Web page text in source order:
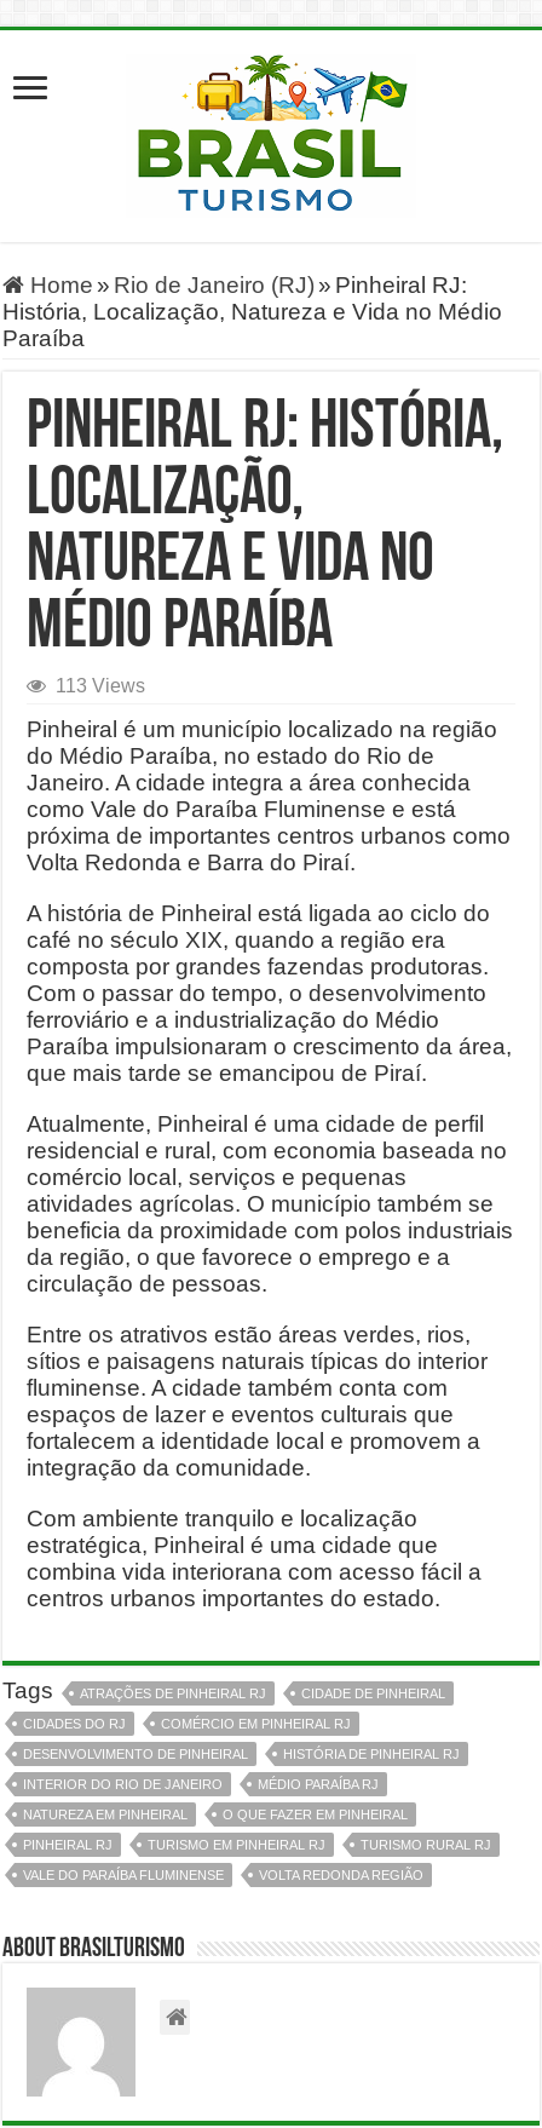
Home » Rio de Janeiro (RJ) » Pinheiral RJ:
História, Localização, Natureza e Vida no Médio
Paraíba
Pinheiral RJ: História,
Localização,
Natureza e Vida no
Médio Paraíba
113 Views
Pinheiral é um município localizado na região
do Médio Paraíba, no estado do Rio de
Janeiro. A cidade integra a área conhecida
como Vale do Paraíba Fluminense e está
próxima de importantes centros urbanos como
Volta Redonda e Barra do Piraí.
A história de Pinheiral está ligada ao ciclo do
café no século XIX, quando a região era
composta por grandes fazendas produtoras.
Com o passar do tempo, o desenvolvimento
ferroviário e a industrialização do Médio
Paraíba impulsionaram o crescimento da área,
que mais tarde se emancipou de Piraí.
Atualmente, Pinheiral é uma cidade de perfil
residencial e rural, com economia baseada no
comércio local, serviços e pequenas
atividades agrícolas. O município também se
beneficia da proximidade com polos industriais
da região, o que favorece o emprego e a
circulação de pessoas.
Entre os atrativos estão áreas verdes, rios,
sítios e paisagens naturais típicas do interior
fluminense. A cidade também conta com
espaços de lazer e eventos culturais que
fortalecem a identidade local e promovem a
integração da comunidade.
Com ambiente tranquilo e localização
estratégica, Pinheiral é uma cidade que
combina vida interiorana com acesso fácil a
centros urbanos importantes do estado.
Tags ATRAÇÕES DE PINHEIRAL RJ CIDADE DE PINHEIRAL
CIDADES DO RJ COMÉRCIO EM PINHEIRAL RJ
DESENVOLVIMENTO DE PINHEIRAL HISTÓRIA DE PINHEIRAL RJ
INTERIOR DO RIO DE JANEIRO MÉDIO PARAÍBA RJ
NATUREZA EM PINHEIRAL O QUE FAZER EM PINHEIRAL
PINHEIRAL RJ TURISMO EM PINHEIRAL RJ TURISMO RURAL RJ
VALE DO PARAÍBA FLUMINENSE VOLTA REDONDA REGIÃO
About BrasilTurismo